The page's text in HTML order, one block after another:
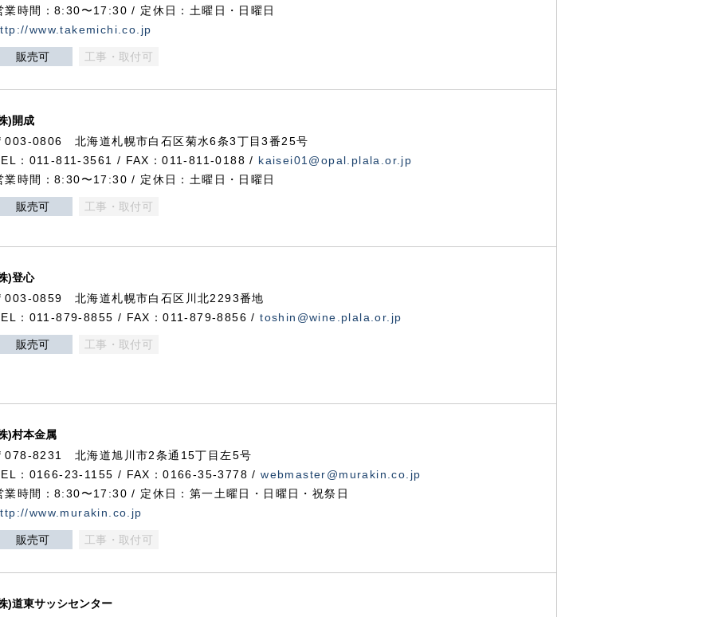
業時間：8:30〜17:30 / 定休日：土曜日・日曜日
www.takemichi.co.jp
販売可 工事・取付可
)開成
003-0806 北海道札幌市白石区菊水6条3丁目3番25号
：011-811-3561 / FAX：011-811-0188 / kaisei01@opal.plala.or.jp
業時間：8:30〜17:30 / 定休日：土曜日・日曜日
販売可 工事・取付可
)登心
003-0859 北海道札幌市白石区川北2293番地
：011-879-8855 / FAX：011-879-8856 /toshin@wine.plala.or.jp
販売可 工事・取付可
)村本金属
078-8231 北海道旭川市2条通15丁目左5号
：0166-23-1155 / FAX：0166-35-3778 /webmaster@murakin.co.jp
業時間：8:30〜17:30 / 定休日：第一土曜日・日曜日・祝祭日
www.murakin.co.jp
販売可 工事・取付可
)道東サッシセンター